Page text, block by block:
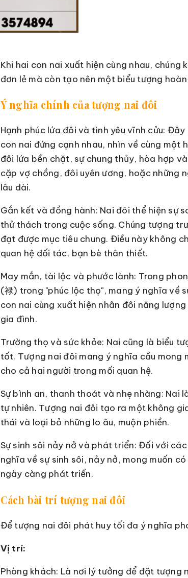
Khi hai con nai xuất hiện cùng nhau,
đơn lẻ mà còn tạo nên một biểu tượng
Ý nghĩa chính của tượng nai đôi
Hạnh phúc lứa đôi và tình yêu vĩnh cửu:
con nai đứng cạnh nhau, nhìn về cùng
đôi lứa bền chặt, sự chung thủy, hòa hợp
cặp vợ chồng, đôi uyên ương, hoặc những
lâu dài.
Gắn kết và đồng hành: Nai đôi thể hiện sự
thử thách trong cuộc sống. Chúng tượng
đạt được mục tiêu chung. Điều này không
quan hệ đối tác, bạn bè thân thiết.
May mắn, tài lộc và phước lành: Trong
(禄) trong "phúc lộc thọ", mang ý nghĩa về
con nai cùng xuất hiện nhân đôi năng
gia đình.
Trường thọ và sức khỏe: Nai cũng là biểu
tốt. Tượng nai đôi mang ý nghĩa cầu mong
cho cả hai người trong mối quan hệ.
Sự bình an, thanh thoát và nhẹ nhàng: Nai
tự nhiên. Tượng nai đôi tạo ra một không
thái và loại bỏ những lo âu, muộn phiền.
Sự sinh sôi nảy nở và phát triển: Đối với
nghĩa về sự sinh sôi, nảy nở, mong muốn
ngày càng phát triển.
Cách bài trí tượng nai đôi
Để tượng nai đôi phát huy tối đa ý nghĩa
Vị trí:
Phòng khách: Là nơi lý tưởng để đặt